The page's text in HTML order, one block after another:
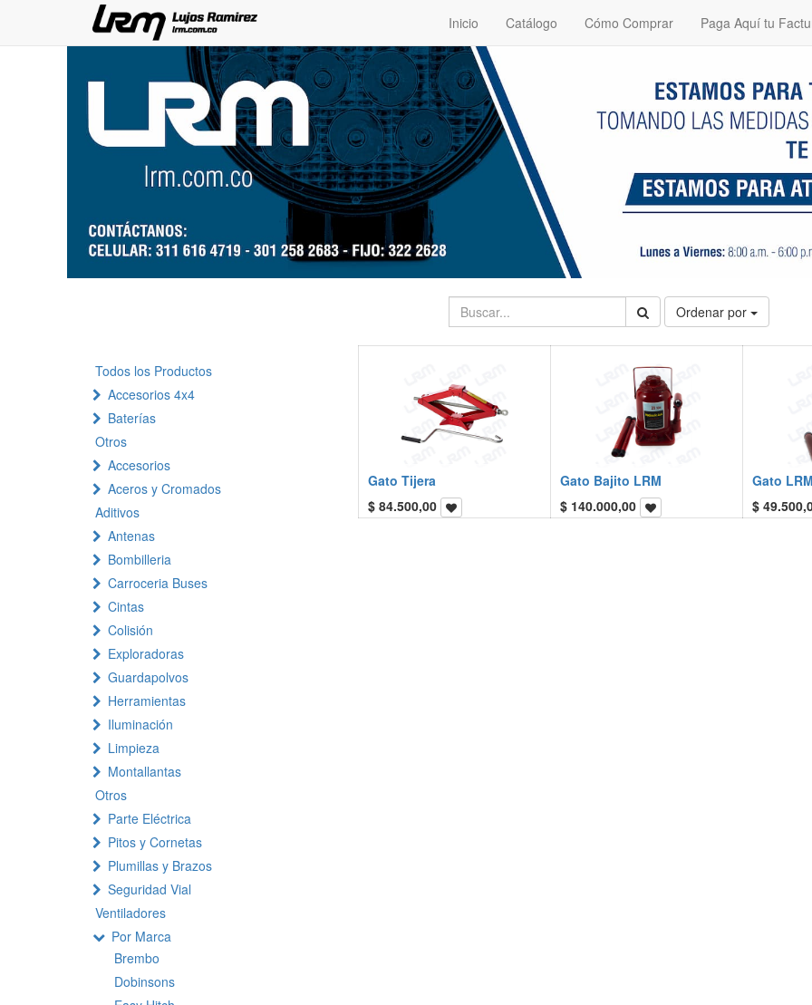
Inicio Catálogo Cómo Comprar Paga Aquí tu
Ordenar por
Todos los Productos
Accesorios 4x4
Baterías
Otros
Accesorios
Aceros y Cromados
Aditivos
Antenas
Bombilleria
Carroceria Buses
Cintas
Colisión
Exploradoras
Guardapolvos
Herramientas
Iluminación
Limpieza
Montallantas
Otros
Parte Eléctrica
Pitos y Cornetas
Plumillas y Brazos
Seguridad Vial
Ventiladores
Por Marca
Brembo
Dobinsons
Gato Tijera
$ 84.500,00
Gato Bajito LRM
$ 140.000,00
Gato
$